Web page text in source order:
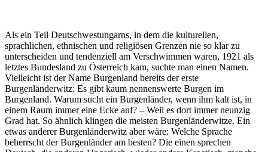
Als ein Teil Deutschwestungarns, in dem die kulturellen,
sprachlichen, ethnischen und religiösen Grenzen nie so klar zu
unterscheiden und tendenziell am Verschwimmen waren, 1921 als
letztes Bundesland zu Österreich kam, suchte man einen Namen.
Vielleicht ist der Name Burgenland bereits der erste
Burgenländerwitz: Es gibt kaum nennenswerte Burgen im
Burgenland. Warum sucht ein Burgenländer, wenn ihm kalt ist, in
einem Raum immer eine Ecke auf? – Weil es dort immer neunzig
Grad hat. So ähnlich klingen die meisten Burgenländerwitze. Ein
etwas anderer Burgenländerwitz aber wäre: Welche Sprache
beherrscht der Burgenländer am besten? Die einen sprechen